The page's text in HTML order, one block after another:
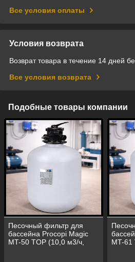
Все условия оплаты
Условия возврата
Возврат товара в течение 14 дней
Все условия возврата
Подобные товары компании
Песочный фильтр для
бассейна Procopi Magic
MT-50 TOP (10,0 м3/ч,
MT-61